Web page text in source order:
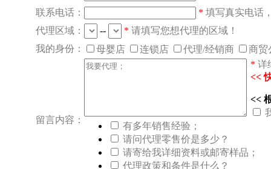
联系电话：
* 填写真实电话
代理区域：
-- * 请填写您想代理的区域！
我的身份：
母婴店 连锁店 代理/经销商 商贸
留言内容：
* 详
<<
<<
有多年销售经验；
请问代理零售价是多少？
请寄给我详细资料或邮寄样品；
代理政策和条件是什么？